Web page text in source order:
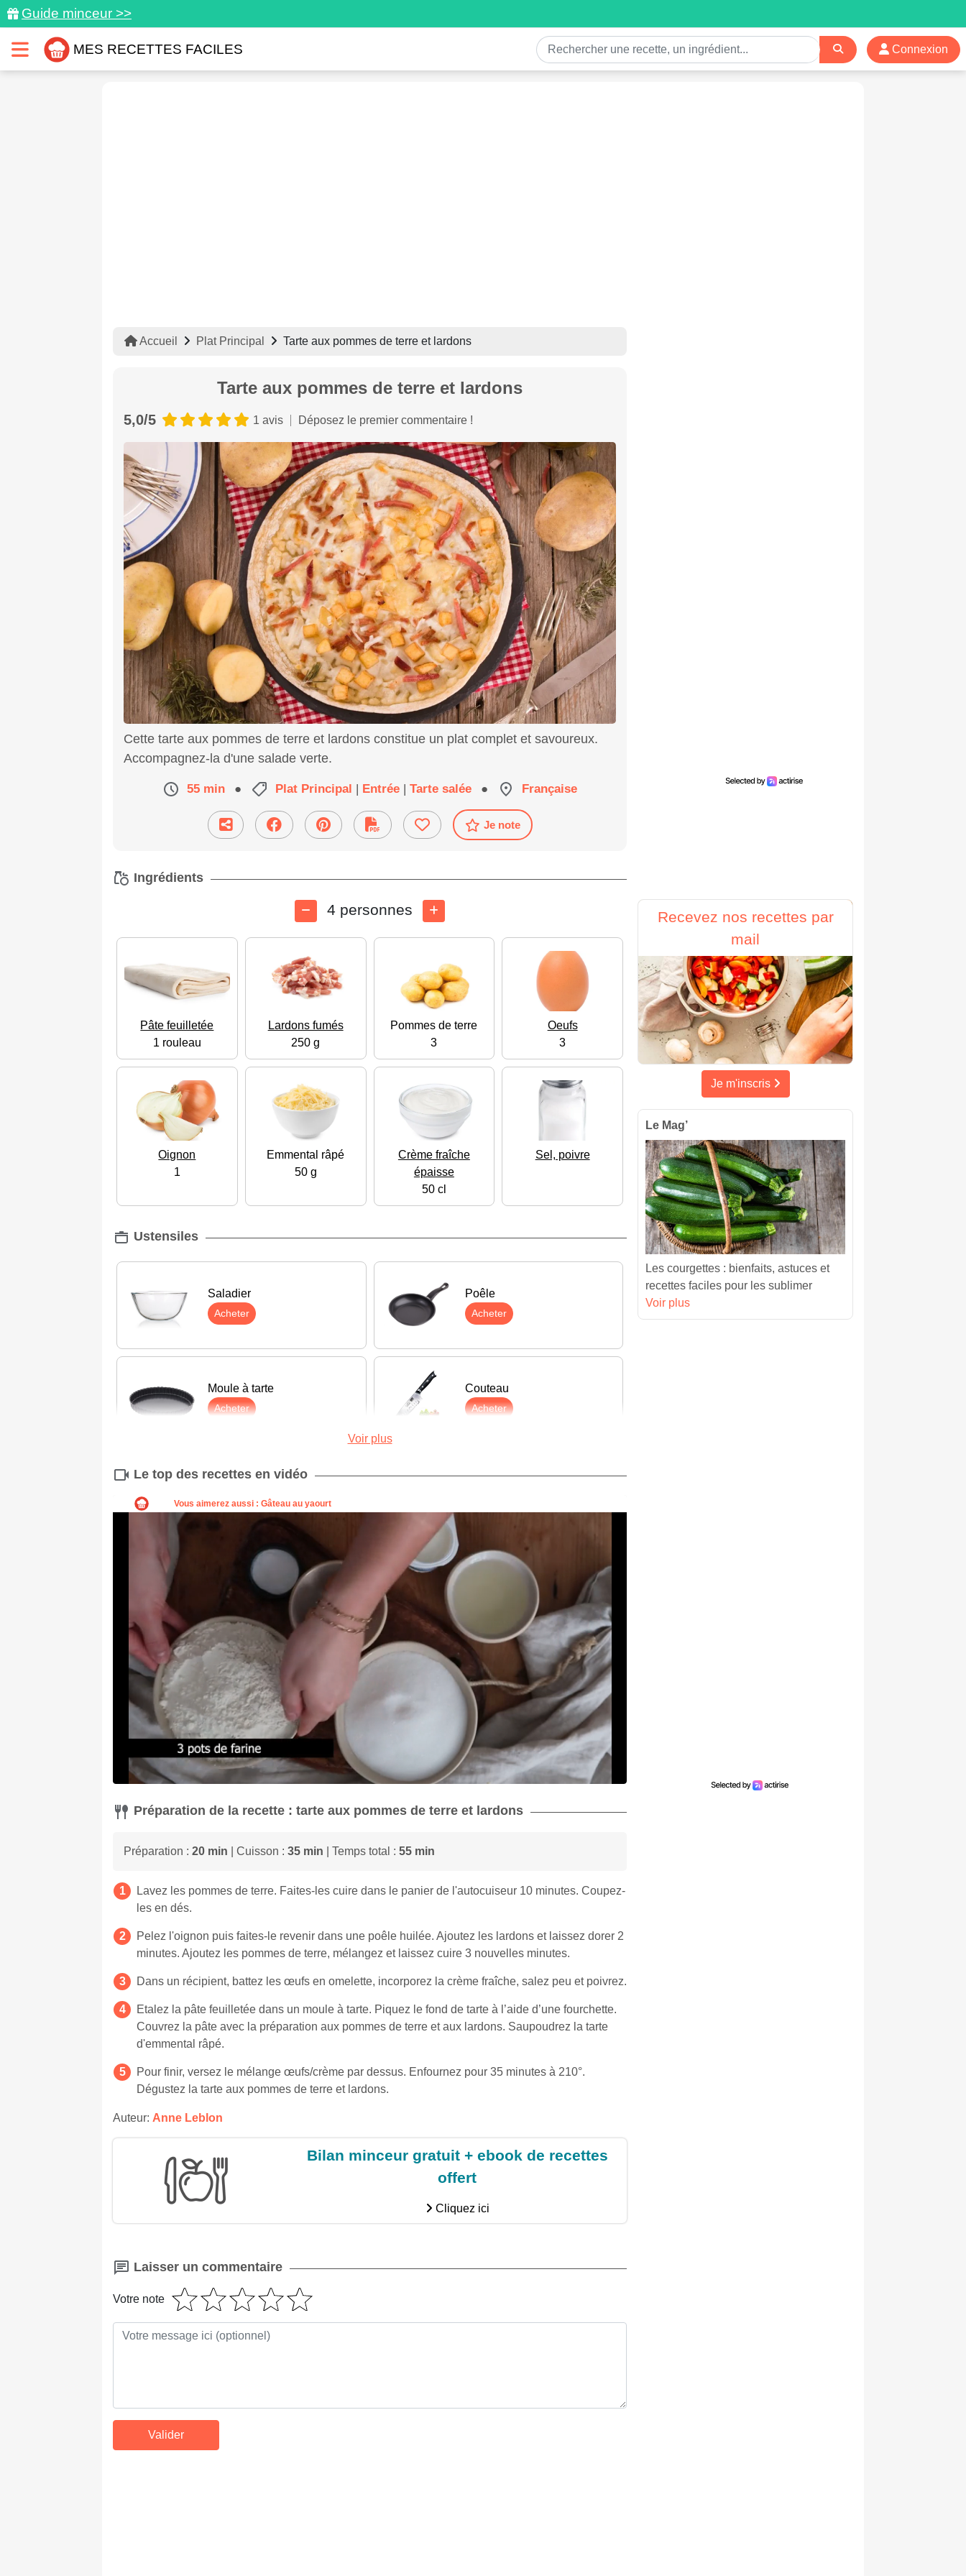
Guide minceur >>
MES RECETTES FACILES Connexion
Accueil Plat Principal Tarte aux pommes de terre et lardons
Tarte aux pommes de terre et lardons
5,0/5 1 avis Déposez le premier commentaire !
Cette tarte aux pommes de terre et lardons constitue un plat complet et savoureux.
Accompagnez-la d'une salade verte.
55 min ● Plat Principal | Entrée | Tarte salée ● Française
Je note
Ingrédients
4 personnes
Pâte feuilletée
1 rouleau
Lardons fumés
250 g
Pommes de terre
3
Oeufs
3
Oignon
1
Emmental râpé
50 g
Crème fraîche
épaisse
50 cl
Sel, poivre
Ustensiles
Saladier
Acheter
Poêle
Acheter
Moule à tarte
Acheter
Couteau
Acheter
Acheter
Voir plus
Le top des recettes en vidéo
Préparation de la recette : tarte aux pommes de terre et lardons
Préparation : 20 min | Cuisson : 35 min | Temps total : 55 min
Lavez les pommes de terre. Faites-les cuire dans le panier de l'autocuiseur 10 minutes. Coupez-
les en dés.
Pelez l'oignon puis faites-le revenir dans une poêle huilée. Ajoutez les lardons et laissez dorer 2
minutes. Ajoutez les pommes de terre, mélangez et laissez cuire 3 nouvelles minutes.
Dans un récipient, battez les œufs en omelette, incorporez la crème fraîche, salez peu et poivrez.
Etalez la pâte feuilletée dans un moule à tarte. Piquez le fond de tarte à l’aide d’une fourchette.
Couvrez la pâte avec la préparation aux pommes de terre et aux lardons. Saupoudrez la tarte
d'emmental râpé.
Pour finir, versez le mélange œufs/crème par dessus. Enfournez pour 35 minutes à 210°.
Dégustez la tarte aux pommes de terre et lardons.
Auteur: Anne Leblon
Bilan minceur gratuit + ebook de recettes
offert
Cliquez ici
Laisser un commentaire
Votre note
Recevez nos recettes par
mail
Je m'inscris
Le Mag’
Les courgettes : bienfaits, astuces et
recettes faciles pour les sublimer
Voir plus